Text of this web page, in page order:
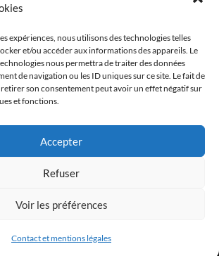
expériences, nous utilisons des technologies telles
et/ou accéder aux informations des appareils. Le
nous permettra de traiter des données
de navigation ou les ID uniques sur ce site. Le fait de
son consentement peut avoir un effet négatif sur
et fonctions.
Accepter
Refuser
Voir les préférences
Contact et mentions légales
sur les réseaux
© Signes et balises 2021